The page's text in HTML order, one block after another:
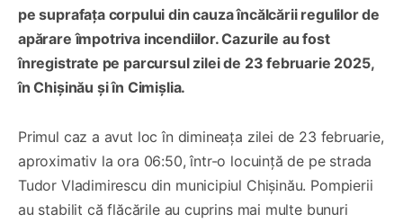
pe suprafața corpului din cauza încălcării regulilor de
apărare împotriva incendiilor. Cazurile au fost
înregistrate pe parcursul zilei de 23 februarie 2025,
în Chișinău și în Cimișlia.
Primul caz a avut loc în dimineața zilei de 23 februarie,
aproximativ la ora 06:50, într-o locuință de pe strada
Tudor Vladimirescu din municipiul Chișinău. Pompierii
au stabilit că flăcările au cuprins mai multe bunuri